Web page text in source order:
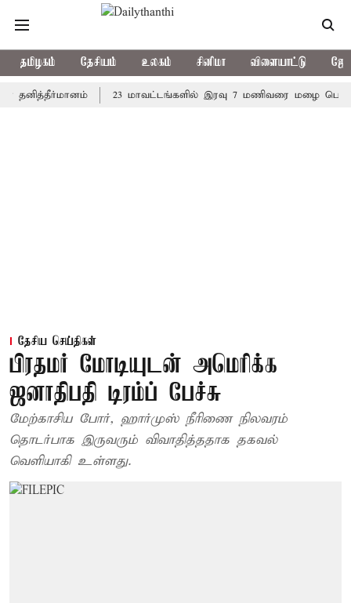
தமிழகம் தேசியம் உலகம் சினிமா விளையாட்டு
23 மாவட்டங்களில் இரவு 7 மணிவரை மழை பெய்ய
தேசிய செய்திகள்
பிரதமர் மோடியுடன் அமெரிக்க
ஜனாதிபதி டிரம்ப் பேச்சு
மேற்காசிய போர், ஹார்முஸ் நீரிணை நிலவரம்
தொடர்பாக இருவரும் விவாதித்ததாக தகவல்
வெளியாகி உள்ளது.